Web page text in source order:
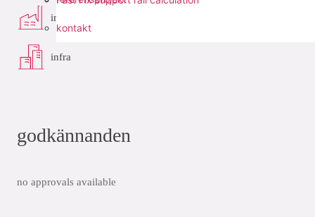
kontakt
industri
infra
godkännanden
no approvals available